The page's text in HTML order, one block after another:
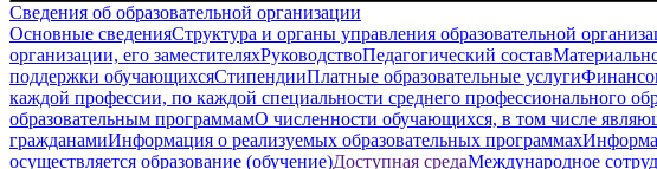
Сведения об образовательной организации
Основные сведенияСтруктура и органы управления образовательной
организации, его заместителяхРуководствоПедагогический состав
поддержки обучающихсяСтипендииПлатные образовательные услуги
каждой профессии, по каждой специальности среднего профессионального
образовательным программамО численности обучающихся, в том числе
гражданамиИнформация о реализуемых образовательных программах
осуществляется образование (обучение)Доступная средаМеждународное